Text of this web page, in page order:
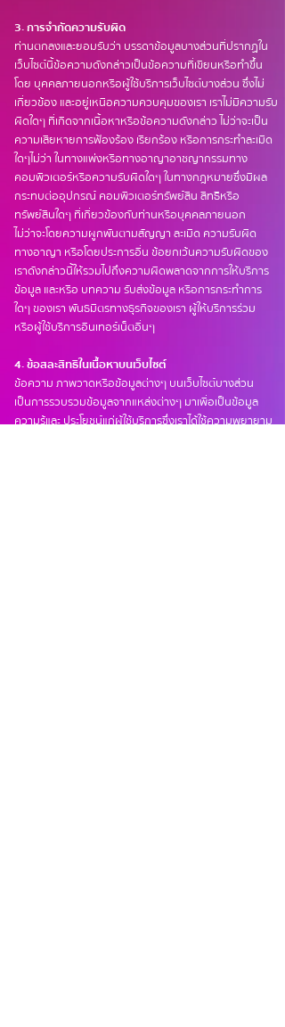
3. การจำกัดความรับผิด
ท่านตกลงและยอมรับว่า บรรดาข้อมูลบางส่วนที่ปรากฏใน
เว็บไซต์นี้ข้อความดังกล่าวเป็นข้อความที่เขียนหรือทำขึ้น
โดย บุคคลภายนอกหรือผู้ใช้บริการเว็บไซต์บางส่วน ซึ่งไม่
เกี่ยวข้อง และอยู่เหนือความควบคุมของเรา เราไม่มีความรับ
ผิดใดๆ ที่เกิดจากเนื้อหาหรือข้อความดังกล่าว ไม่ว่าจะเป็น
ความเสียหายการฟ้องร้อง เรียกร้อง หรือการกระทำละเมิด
ใดๆไม่ว่า ในทางแพ่งหรือทางอาญาอาชญากรรมทาง
คอมพิวเตอร์หรือความรับผิดใดๆ ในทางกฎหมายซึ่งมีผล
กระทบต่ออุปกรณ์ คอมพิวเตอร์ทรัพย์สิน สิทธิหรือ
ทรัพย์สินใดๆ ที่เกี่ยวข้องกับท่านหรือบุคคลภายนอก
ไม่ว่าจะโดยความผูกพันตามสัญญา ละเมิด ความรับผิด
ทางอาญา หรือโดยประการอื่น ข้อยกเว้นความรับผิดของ
เราดังกล่าวนี้ให้รวมไปถึงความผิดพลาดจากการให้บริการ
ข้อมูล และหรือ บทความ รับส่งข้อมูล หรือการกระทำการ
ใดๆ ของเรา พันธมิตรทางธุรกิจของเรา ผู้ให้บริการร่วม
หรือผู้ใช้บริการอินเทอร์เน็ตอื่นๆ
4. ข้อสละสิทธิในเนื้อหาบนเว็บไซต์
ข้อความ ภาพวาดหรือข้อมูลต่างๆ บนเว็บไซต์บางส่วน
เป็นการรวบรวมข้อมูลจากแหล่งต่างๆ มาเพื่อเป็นข้อมูล
ความรู้และ ประโยชน์แก่ผู้ใช้บริการซึ่งเราได้ใช้ความพยายาม